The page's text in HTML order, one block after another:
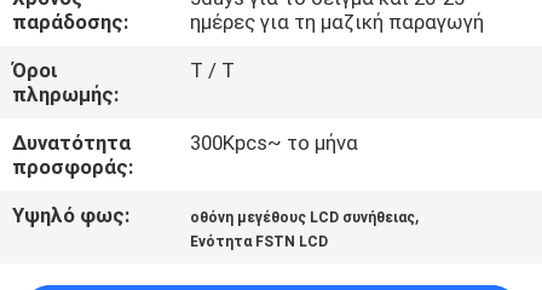
ΖΗΤΉΣΤΕ
ΈΝΑ
ΑΠΌΣΠΑΣΜΑ
SITEMAP
παράδοσης:
ημέρες για τη μαζική παραγωγή
Όροι
πληρωμής:
T / T
Δυνατότητα
προσφοράς:
300Kpcs~ το μήνα
Υψηλό φως: οθόνη μεγέθους LCD συνήθειας,
Ενότητα FSTN LCD